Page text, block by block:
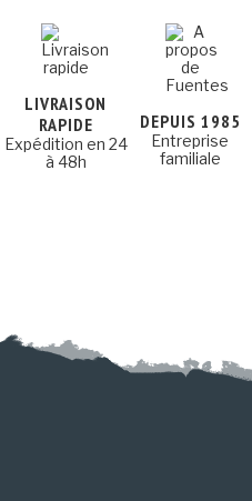
LIVRAISON
RAPIDE
Expédition en 24
à 48h
DEPUIS 1985
Entreprise
familiale